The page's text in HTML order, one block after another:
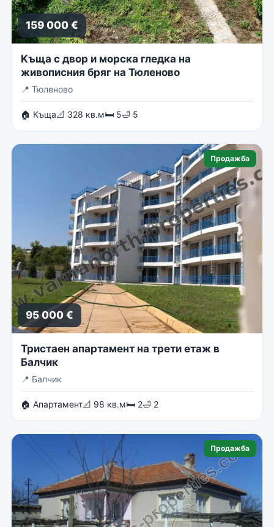
159 000 €
Kъща с двор и морска гледка на
живописния бряг на Тюленово
📍 Тюленово
🏠 Къща📐 328 кв.м🛏 5🛁 5
Продажба
95 000 €
Тристаен апартамент на трети етаж в
Балчик
📍 Балчик
🏠 Апартамент📐 98 кв.м🛏 2🛁 2
Продажба